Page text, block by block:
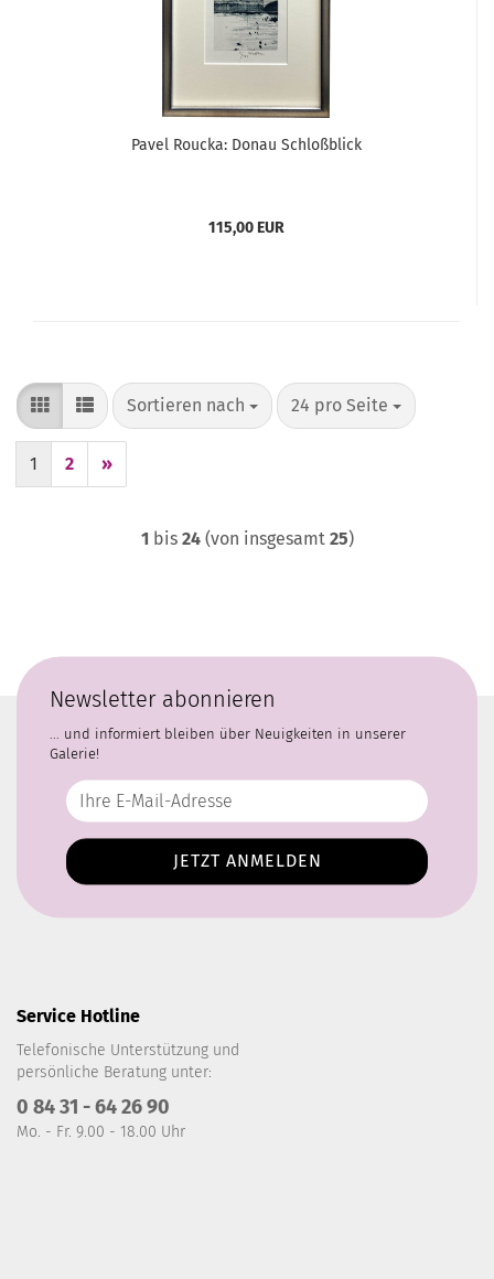
Pavel Roucka: Donau Schloßblick
115,00 EUR
Sortieren nach
Sortieren nach 24 pro Seite
pro Seite
1 2 »
1 bis 24(von insgesamt 25)
Newsletter abonnieren
... und informiert bleiben über Neuigkeiten in unserer
Galerie!
Service Hotline
Telefonische Unterstützung und
persönliche Beratung unter:
0 84 31 - 64 26 90
Mo. - Fr. 9.00 - 18.00 Uhr